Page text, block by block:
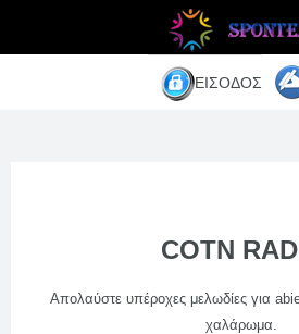
ΕΊΣΟΔΟΣ
COTN
Απολαύστε υπέροχες μελωδίες για
χαλάρωμα.